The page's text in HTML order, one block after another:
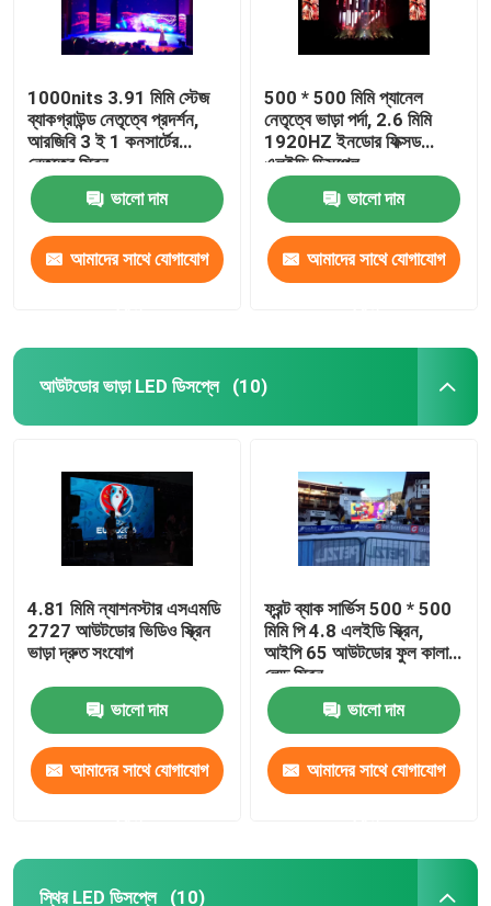
1000nits 3.91 মিমি স্টেজ
ব্যাকগ্রাউন্ড নেতৃত্বে প্রদর্শন,
আরজিবি 3 ই 1 কনসার্টের
নেতৃত্বে স্ক্রিন
ভালো দাম
আমাদের সাথে যোগাযোগ
500 * 500 মিমি প্যানেল
নেতৃত্বে ভাড়া পর্দা, 2.6 মিমি
1920HZ ইনডোর ফিক্সড
এলইডি ডিসপ্লে
ভালো দাম
আমাদের সাথে যোগাযোগ
আউটডোর ভাড়া LED ডিসপ্লে (10)
4.81 মিমি ন্যাশনস্টার এসএমডি
2727 আউটডোর ভিডিও স্ক্রিন
ভাড়া দ্রুত সংযোগ
ভালো দাম
আমাদের সাথে যোগাযোগ
ফ্রন্ট ব্যাক সার্ভিস 500 * 500
মিমি পি 4.8 এলইডি স্ক্রিন,
আইপি 65 আউটডোর ফুল কালার
লেড স্ক্রিন
ভালো দাম
আমাদের সাথে যোগাযোগ
স্থির LED ডিসপ্লে (10)